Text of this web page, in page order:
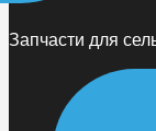
Запчасти для